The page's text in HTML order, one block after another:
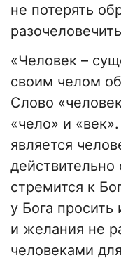
не потерять
«Человек –
своим челом
Слово
«чело» и
является
стремится к
у Бога
и желания не
человеками